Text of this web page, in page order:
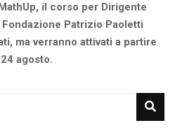
il corso per Dirigente
Patrizio Paoletti
ma verranno attivati a partire
agosto.